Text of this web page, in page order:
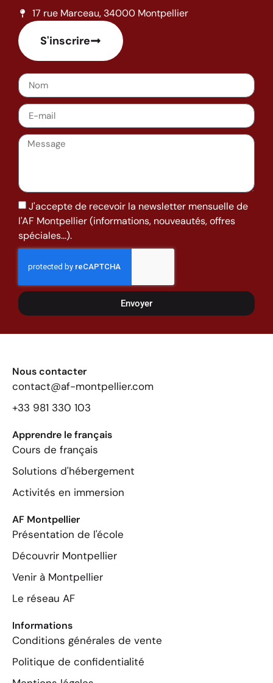
17 rue Marceau, 34000 Montpellier
S'inscrire
J'accepte de recevoir la newsletter mensuelle de
l'AF Montpellier (informations, nouveautés, offres
spéciales...).
Envoyer
Nous contacter
contact@af-montpellier.com
+33 981 330 103
Apprendre le français
Cours de français
Solutions d'hébergement
Activités en immersion
AF Montpellier
Présentation de l'école
Découvrir Montpellier
Venir à Montpellier
Le réseau AF
Informations
Conditions générales de vente
Politique de confidentialité